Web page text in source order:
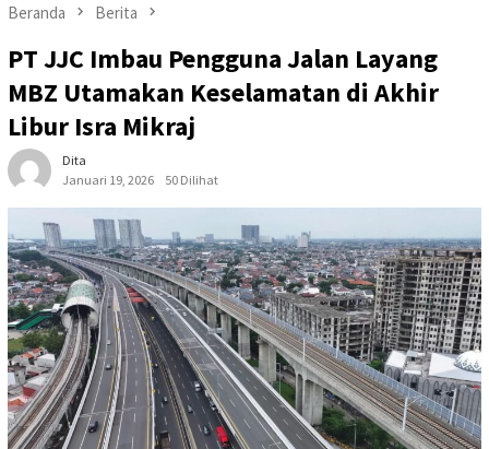
Beranda Berita
PT JJC Imbau Pengguna Jalan Layang
MBZ Utamakan Keselamatan di Akhir
Libur Isra Mikraj
Dita
Januari 19, 2026
50 Dilihat